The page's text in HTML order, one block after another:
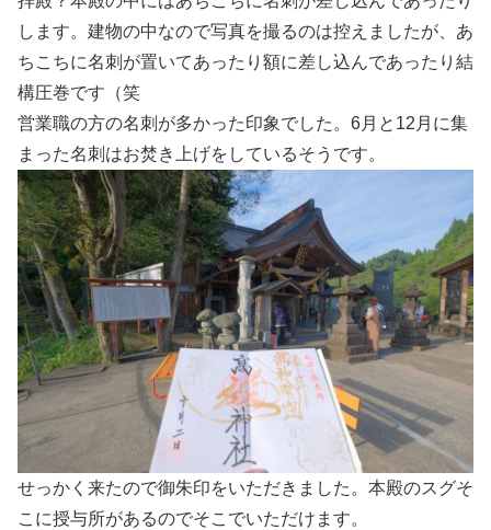
します。建物の中なので写真を撮るのは控えましたが、あ
ちこちに名刺が置いてあったり額に差し込んであったり結
構圧巻です（笑
営業職の方の名刺が多かった印象でした。6月と12月に集
まった名刺はお焚き上げをしているそうです。
せっかく来たので御朱印をいただきました。本殿のスグそ
こに授与所があるのでそこでいただけます。